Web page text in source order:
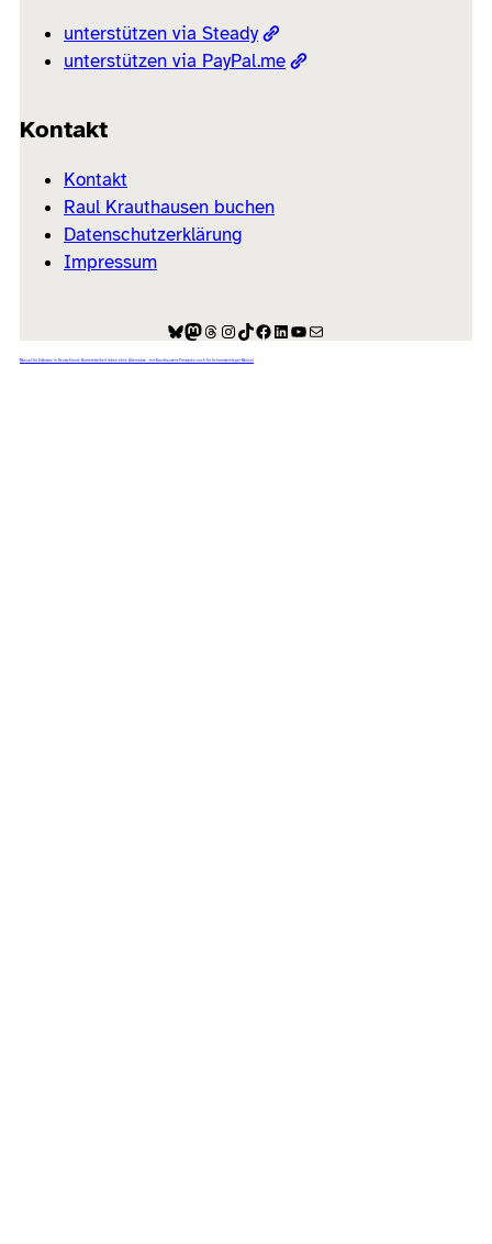
unterstützen via Steady
unterstützen via PayPal.me
Kontakt
Kontakt
Raul Krauthausen buchen
Datenschutzerklärung
Impressum
Bluesky
Mastodon
Threads
Instagram
TikTok
Facebook
LinkedIn
YouTube
E-Mail
Manual für Inklusion in Deutschland: Barrierefreiheit leben ohne Alternative – mit Krauthausens Prinzipien auch für Schornsteinfeger Manuel